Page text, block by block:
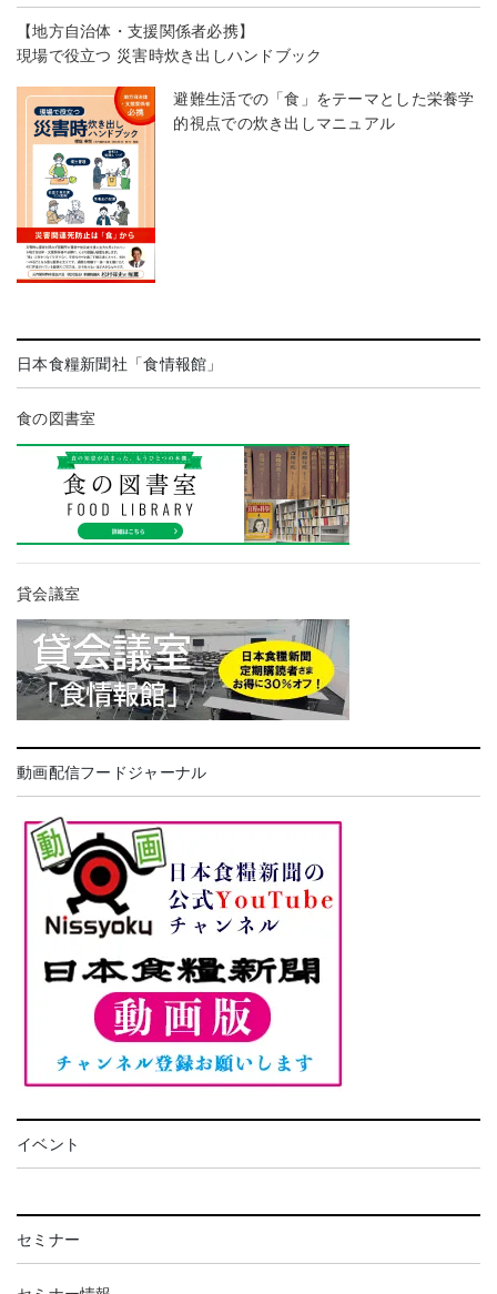
【地方自治体・支援関係者必携】
現場で役立つ 災害時炊き出しハンドブック
避難生活での「食」をテーマとした栄養学
的視点での炊き出しマニュアル
日本食糧新聞社「食情報館」
食の図書室
貸会議室
動画配信フードジャーナル
イベント
セミナー